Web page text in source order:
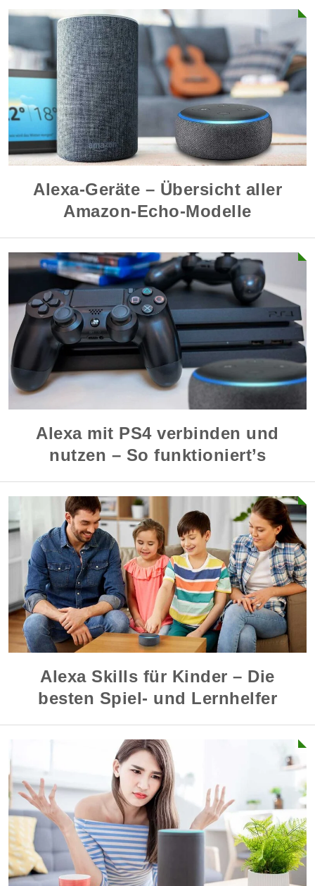
Alexa-Geräte – Übersicht aller
Amazon-Echo-Modelle
Alexa mit PS4 verbinden und
nutzen – So funktioniert’s
Alexa Skills für Kinder – Die
besten Spiel- und Lernhelfer